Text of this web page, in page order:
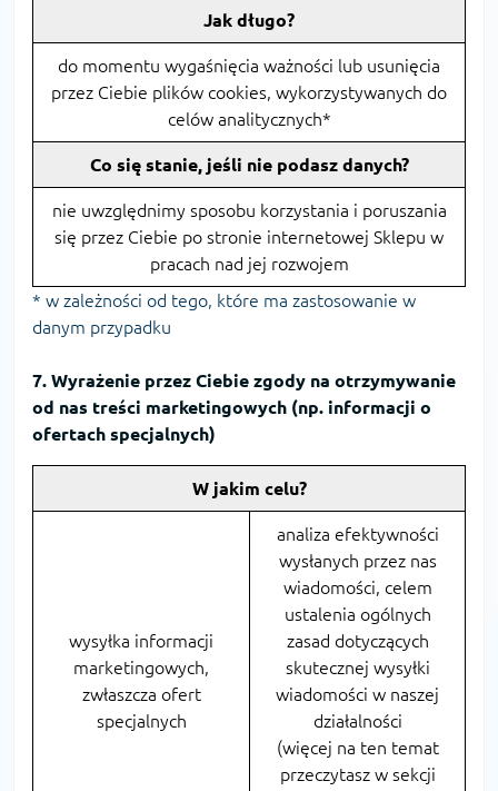
Jak długo?
do momentu wygaśnięcia ważności lub usunięcia
przez Ciebie plików cookies, wykorzystywanych do
celów analitycznych*
Co się stanie, jeśli nie podasz danych?
nie uwzględnimy sposobu korzystania i poruszania
się przez Ciebie po stronie internetowej Sklepu w
pracach nad jej rozwojem
* w zależności od tego, które ma zastosowanie w
danym przypadku
7. Wyrażenie przez Ciebie zgody na otrzymywanie
od nas treści marketingowych (np. informacji o
ofertach specjalnych)
W jakim celu?
wysyłka informacji
marketingowych,
zwłaszcza ofert
specjalnych
analiza efektywności
wysłanych przez nas
wiadomości, celem
ustalenia ogólnych
zasad dotyczących
skutecznej wysyłki
wiadomości w naszej
działalności
(więcej na ten temat
przeczytasz w sekcji